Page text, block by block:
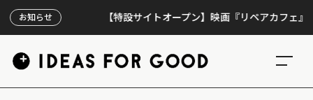
お知らせ 【特設サイトオープン】映画『リペアカフェ』、上